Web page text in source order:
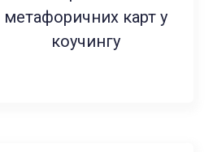
метафоричних карт у
коучингу